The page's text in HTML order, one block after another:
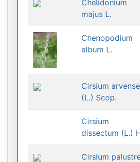
Chelidonium
majus L.
Chenopodium
album L.
Cirsium arvense
(L.) Scop.
Cirsium
dissectum (L.)
Cirsium